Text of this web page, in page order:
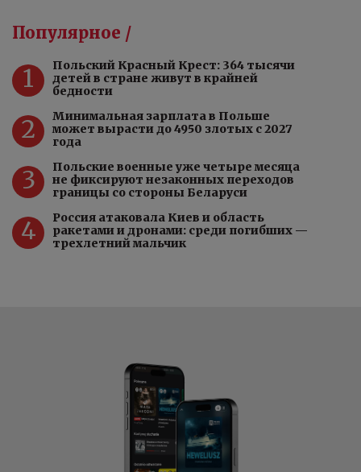
Популярное /
1
Польский Красный Крест: 364 тысячи
детей в стране живут в крайней
бедности
2
Минимальная зарплата в Польше
может вырасти до 4950 злотых с 2027
года
3
Польские военные уже четыре месяца
не фиксируют незаконных переходов
границы со стороны Беларуси
4
Россия атаковала Киев и область
ракетами и дронами: среди погибших —
трехлетний мальчик